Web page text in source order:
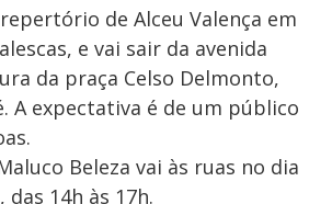
de Alceu Valença em
e vai sair da avenida
da praça Celso Delmonto,
A expectativa é de um público
Beleza vai às ruas no dia
14h às 17h.